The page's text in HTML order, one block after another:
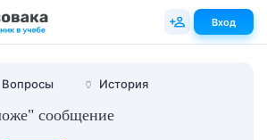
Вопросы 🏺 История
сообщение
Вход